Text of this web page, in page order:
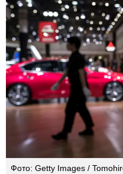
Фото: Getty Images /